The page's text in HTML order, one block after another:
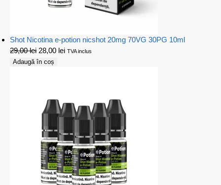
Shot Nicotina e-potion nicshot 20mg 70VG 30PG 10ml
29,00lei 28,00 lei TVA inclus
Adaugă în coș